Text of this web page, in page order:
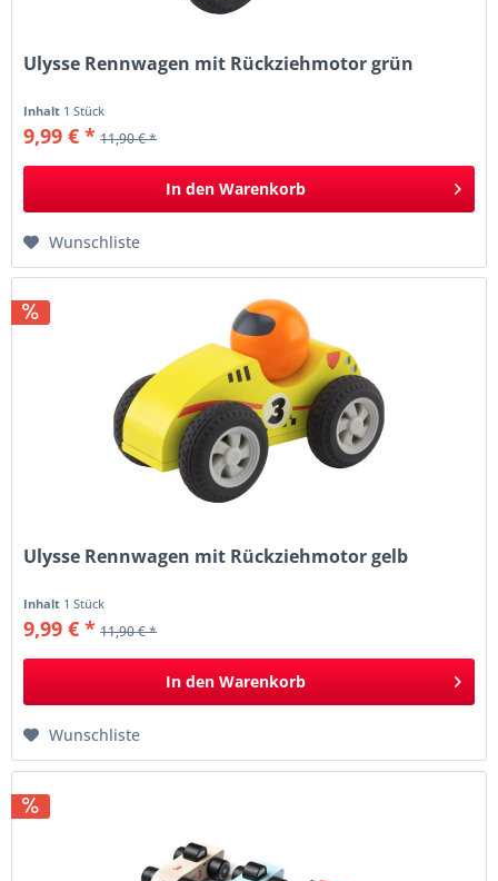
Ulysse Rennwagen mit Rückziehmotor grün
Inhalt 1 Stück
9,99 € * 11,90 € *
In den Warenkorb
Wunschliste
Ulysse Rennwagen mit Rückziehmotor gelb
Inhalt 1 Stück
9,99 € * 11,90 € *
In den Warenkorb
Wunschliste